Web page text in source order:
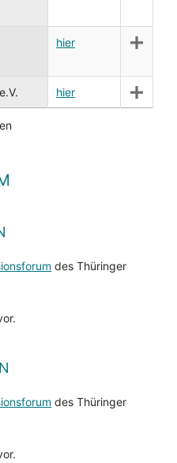
hier
hier
des Thüringer
des Thüringer